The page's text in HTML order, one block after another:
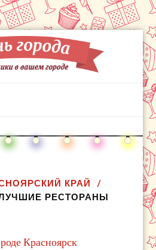
КРАЙ
РЕСТОРАНЫ
Красноярск